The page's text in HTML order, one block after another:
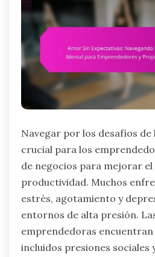
Navegar por los desafíos de
crucial para los
de negocios para mejorar el
productividad. Muchos
estrés, agotamiento y
entornos de alta presión.
emprendedoras encuentran
incluidos presiones sociales